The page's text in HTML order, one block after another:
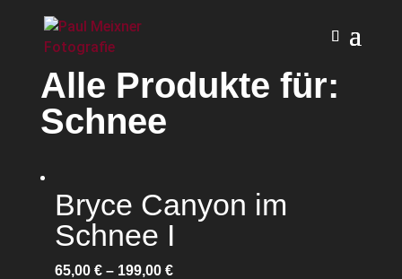
Alle Produkte für:
Schnee
Bryce Canyon im
Schnee I
65,00 €– 199,00 €